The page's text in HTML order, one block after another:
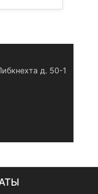
д. 50-1